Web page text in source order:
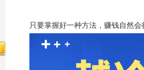
只要掌握好一种方法，赚钱自然